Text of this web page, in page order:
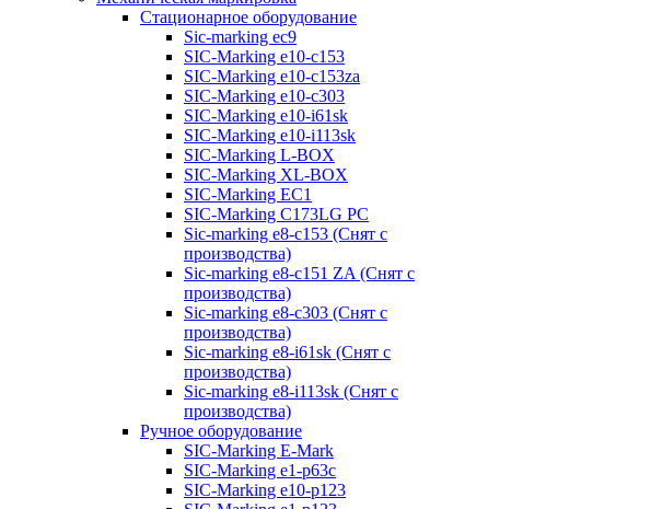
Стационарное оборудование
Sic-marking ec9
SIC-Marking e10-c153
SIC-Marking e10-c153za
SIC-Marking e10-c303
SIC-Marking e10-i61sk
SIC-Marking e10-i113sk
SIC-Marking L-BOX
SIC-Marking XL-BOX
SIC-Marking EC1
SIC-Marking C173LG PC
Sic-marking e8-c153 (Снят с
производства)
Sic-marking e8-c151 ZA (Снят с
производства)
Sic-marking e8-c303 (Снят с
производства)
Sic-marking e8-i61sk (Снят с
производства)
Sic-marking e8-i113sk (Снят с
производства)
Ручное оборудование
SIC-Marking E-Mark
SIC-Marking e1-p63с
SIC-Marking e10-p123